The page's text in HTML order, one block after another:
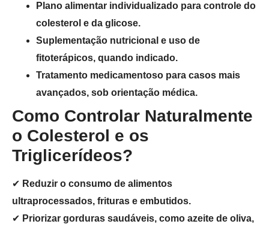
Plano alimentar individualizado para controle do
colesterol e da glicose.
Suplementação nutricional e uso de
fitoterápicos, quando indicado.
Tratamento medicamentoso para casos mais
avançados, sob orientação médica.
Como Controlar Naturalmente
o Colesterol e os
Triglicerídeos?
✔ Reduzir o consumo de alimentos
ultraprocessados, frituras e embutidos.
✔ Priorizar gorduras saudáveis, como azeite de oliva,